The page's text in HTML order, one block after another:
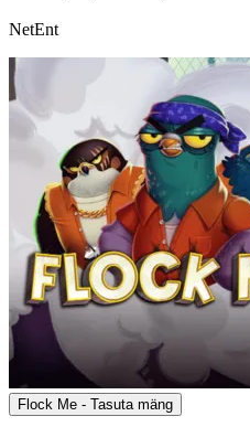
NetEnt
Flock Me - Tasuta mäng